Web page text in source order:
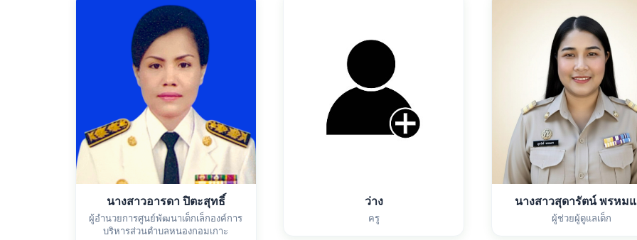
นางสาวอารดา ปิตะสุทธิ์
ผู้อำนวยการศูนย์พัฒนาเด็กเล็กองค์การ
บริหารส่วนตำบลหนองกอมเกาะ
ว่าง
ครู
นางสาวสุดารัตน์ พรหม
ผู้ช่วยผู้ดูแลเด็ก